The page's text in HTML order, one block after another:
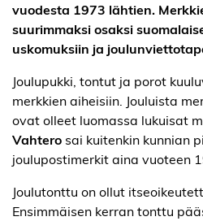
vuodesta 1973 lähtien.
suurimmaksi osaksi
uskomuksiin ja
Joulupukki, tontut ja porot
merkkien aiheisiin. Jouluista
ovat olleet luomassa lukuisat
Vahtero sai kuitenkin kunnian
joulupostimerkit aina vuoteen
Joulutonttu on ollut
Ensimmäisen kerran tonttu